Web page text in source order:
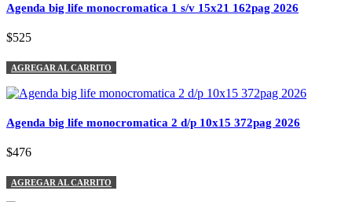
Agenda big life monocromatica 1 s/v 15x21 162pag 2026
$525
AGREGAR AL CARRITO
Agenda big life monocromatica 2 d/p 10x15 372pag 2026
$476
AGREGAR AL CARRITO